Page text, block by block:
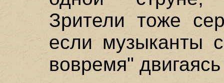
Зрители тоже
если музыканты
вовремя"